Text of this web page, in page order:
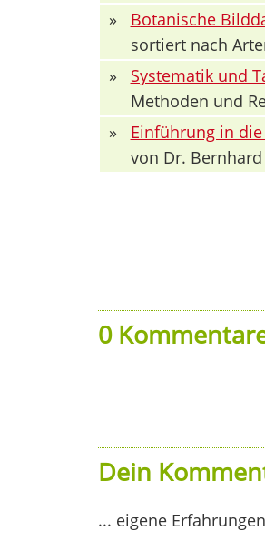
»
Botanische
sortiert nach
»
Systematik und
Methoden und
»
Einführung in
von Dr.
0
Dein
... eigene